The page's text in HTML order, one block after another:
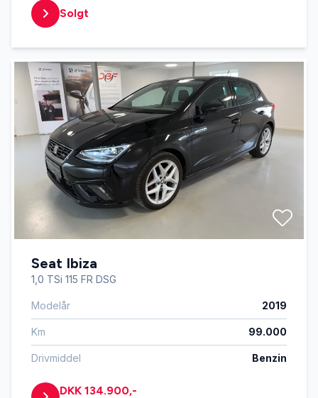
Solgt
Seat Ibiza
1,0 TSi 115 FR DSG
Modelår 2019
Km 99.000
Drivmiddel Benzin
DKK 134.900,-